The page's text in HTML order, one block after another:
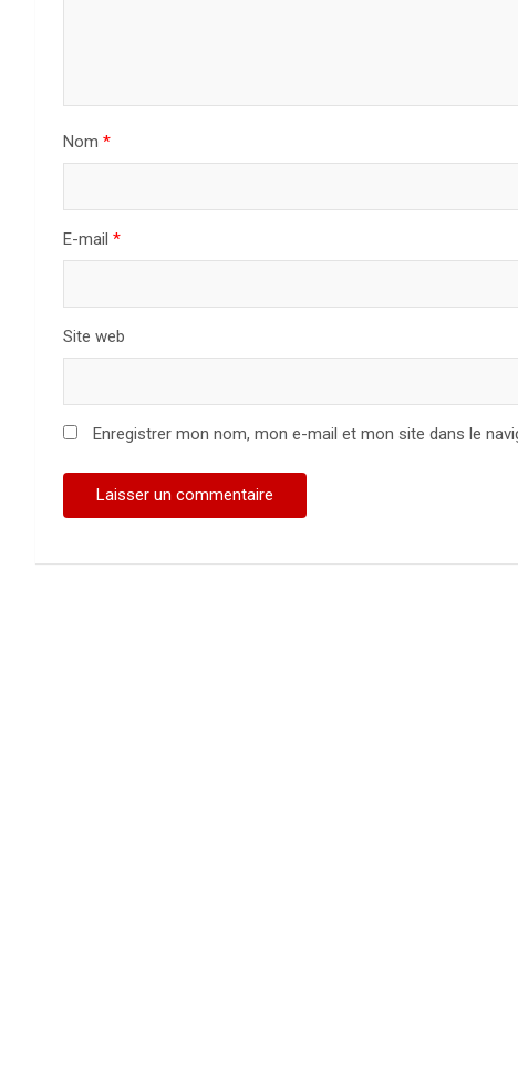
Nom *
E-mail *
Site web
Enregistrer mon nom, mon e-mail et mon site dans le